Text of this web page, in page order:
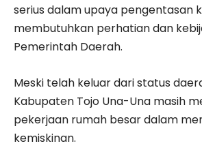
serius dalam upaya pengentasan
membutuhkan perhatian dan
Pemerintah Daerah.
Meski telah keluar dari status
Kabupaten Tojo Una-Una masih
pekerjaan rumah besar dalam
kemiskinan.